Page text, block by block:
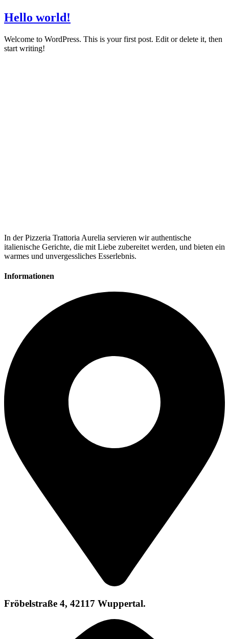
Hello world!
Welcome to WordPress. This is your first post. Edit or delete it, then
start writing!
In der Pizzeria Trattoria Aurelia servieren wir authentische
italienische Gerichte, die mit Liebe zubereitet werden, und bieten ein
warmes und unvergessliches Esserlebnis.
Informationen
Fröbelstraße 4, 42117 Wuppertal.